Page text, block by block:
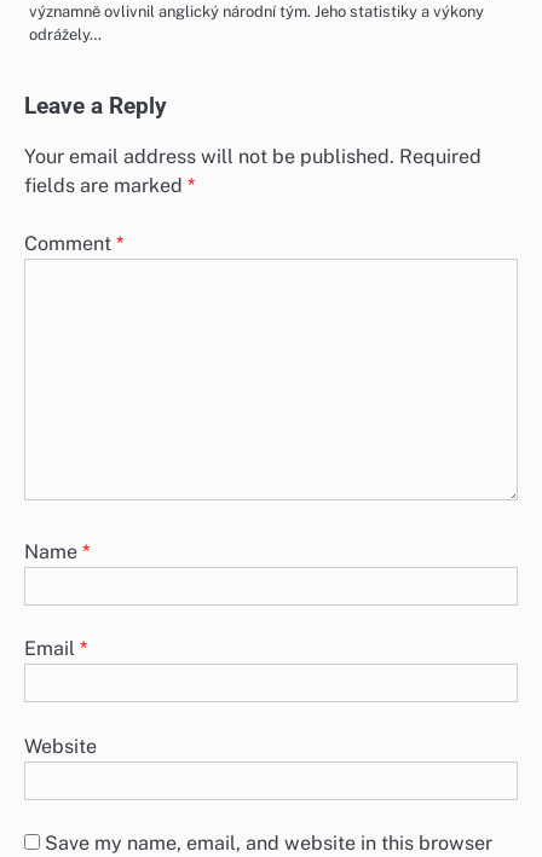
významně ovlivnil anglický národní tým. Jeho statistiky a výkony
odrážely…
Leave a Reply
Your email address will not be published. Required
fields are marked *
Comment *
Name *
Email *
Website
Save my name, email, and website in this browser